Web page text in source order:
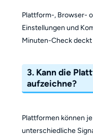
Plattform-, Browser-
Einstellungen und
Minuten-Check deckt
3. Kann die
aufzeichne?
Plattformen können
unterschiedliche